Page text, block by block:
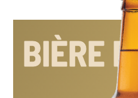
BIÈRE